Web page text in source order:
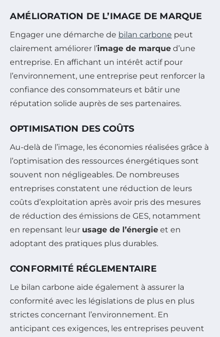
AMÉLIORATION DE L’IMAGE DE MARQUE
Engager une démarche de bilan carbone peut
clairement améliorer l’image de marque d’une
entreprise. En affichant un intérêt actif pour
l’environnement, une entreprise peut renforcer la
confiance des consommateurs et bâtir une
réputation solide auprès de ses partenaires.
OPTIMISATION DES COÛTS
Au-delà de l’image, les économies réalisées grâce à
l’optimisation des ressources énergétiques sont
souvent non négligeables. De nombreuses
entreprises constatent une réduction de leurs
coûts d’exploitation après avoir pris des mesures
de réduction des émissions de GES, notamment
en repensant leur usage de l’énergie et en
adoptant des pratiques plus durables.
CONFORMITÉ RÉGLEMENTAIRE
Le bilan carbone aide également à assurer la
conformité avec les législations de plus en plus
strictes concernant l’environnement. En
anticipant ces exigences, les entreprises peuvent